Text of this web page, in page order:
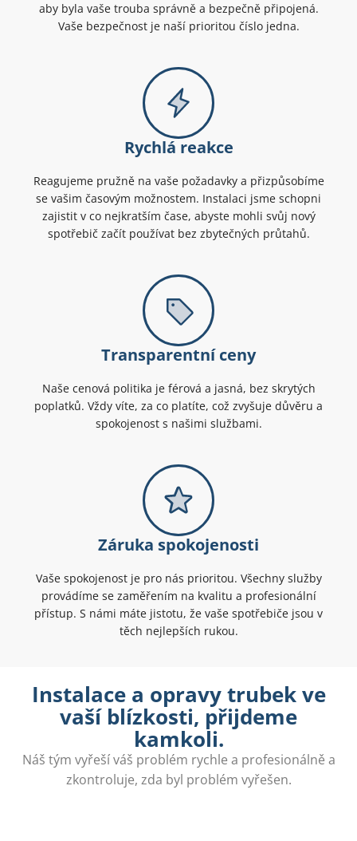
aby byla vaše trouba správně a bezpečně připojená.
Vaše bezpečnost je naší prioritou číslo jedna.
Rychlá reakce
Reagujeme pružně na vaše požadavky a přizpůsobíme
se vašim časovým možnostem. Instalaci jsme schopni
zajistit v co nejkratším čase, abyste mohli svůj nový
spotřebič začít používat bez zbytečných průtahů.
Transparentní ceny
Naše cenová politika je férová a jasná, bez skrytých
poplatků. Vždy víte, za co platíte, což zvyšuje důvěru a
spokojenost s našimi službami.
Záruka spokojenosti
Vaše spokojenost je pro nás prioritou. Všechny služby
provádíme se zaměřením na kvalitu a profesionální
přístup. S námi máte jistotu, že vaše spotřebiče jsou v
těch nejlepších rukou.
Instalace a opravy trubek ve
vaší blízkosti, přijdeme
kamkoli.
Náš tým vyřeší váš problém rychle a profesionálně a
zkontroluje, zda byl problém vyřešen.